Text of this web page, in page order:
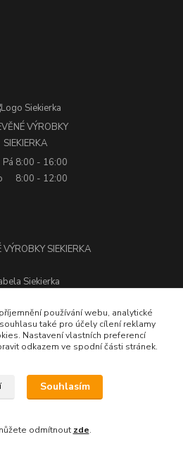
VÝROBKY
SIEKIERKA
8:00 - 16:00
8:00 - 12:00
VÝROBKY SIEKIERKA
Siekierka
© Všechna práva vyhrazena.
používání webu, analytické
také pro účely cílení reklamy
Nastavení vlastních preferencí
odkazem ve spodní části stránek.
Souhlasím
odmítnout zde.